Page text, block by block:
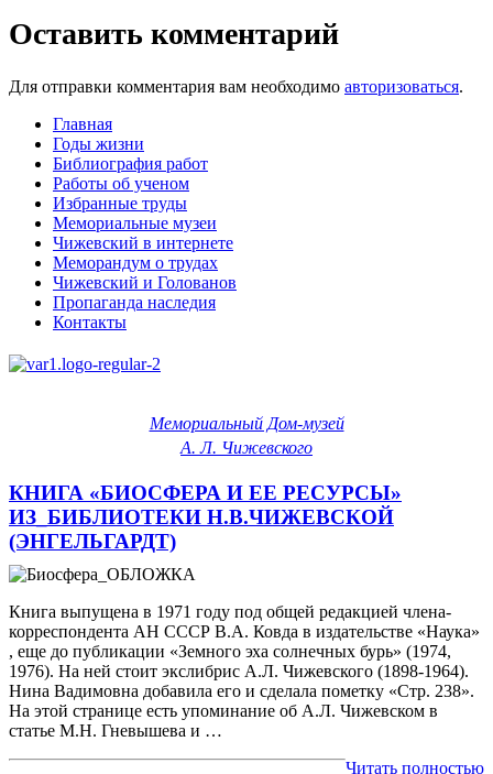
Оставить комментарий
Для отправки комментария вам необходимо авторизоваться.
Главная
Годы жизни
Библиография работ
Работы об ученом
Избранные труды
Мемориальные музеи
Чижевский в интернете
Меморандум о трудах
Чижевский и Голованов
Пропаганда наследия
Контакты
Мемориальный Дом-музей
А. Л. Чижевского
КНИГА «БИОСФЕРА И ЕЕ РЕСУРСЫ»
ИЗ_БИБЛИОТЕКИ Н.В.ЧИЖЕВСКОЙ
(ЭНГЕЛЬГАРДТ)
Книга выпущена в 1971 году под общей редакцией члена-
корреспондента АН СССР В.А. Ковда в издательстве «Наука»
, еще до публикации «Земного эха солнечных бурь» (1974,
1976). На ней стоит экслибрис А.Л. Чижевского (1898-1964).
Нина Вадимовна добавила его и сделала пометку «Стр. 238».
На этой странице есть упоминание об А.Л. Чижевском в
статье М.Н. Гневышева и …
Читать полностью